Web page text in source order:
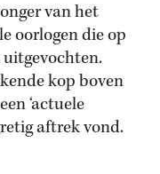
van het
oorlogen die op
kop boven
‘actuele
aftrek vond.